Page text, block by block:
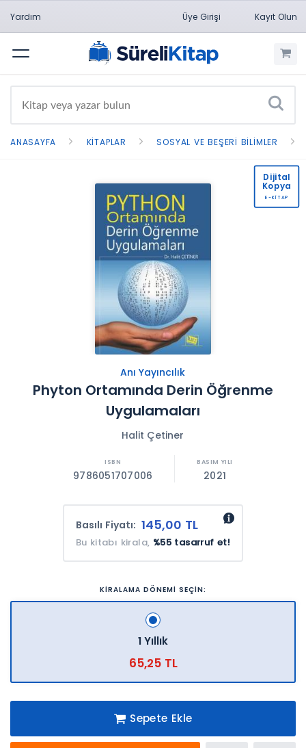
Yardım Üye Girişi Kayıt Olun
Menü
ANASAYFA KITAPLAR SOSYAL VE BEŞERI BILIMLER
Anı Yayıncılık
Phyton Ortamında Derin Öğrenme
Uygulamaları
Halit Çetiner
9786051707006 2021
Basılı Fiyatı: 145,00 TL
Bu kitabı kirala, %55 tasarruf et!
KİRALAMA DÖNEMİ SEÇİN:
1 Yıllık
65,25 TL
Sepete Ekle
Dijital
Kopya
E-KİTAP